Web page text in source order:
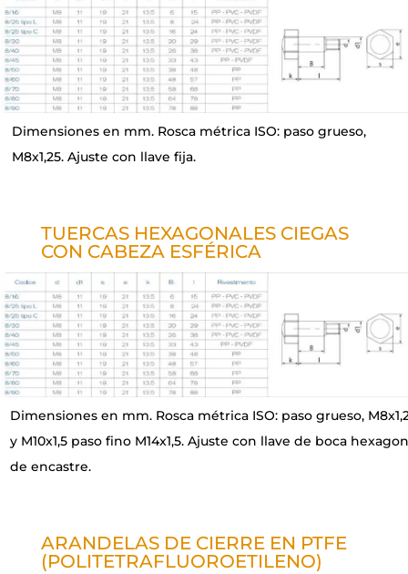
Dimensiones en mm. Rosca métrica ISO: paso grueso,
M8x1,25. Ajuste con llave fija.
TUERCAS HEXAGONALES CIEGAS
CON CABEZA ESFÉRICA
Dimensiones en mm. Rosca métrica ISO: paso grueso,
y M10x1,5 paso fino M14x1,5. Ajuste con llave de boca
de encastre.
ARANDELAS DE CIERRE EN PTFE
(POLITETRAFLUOROETILENO)